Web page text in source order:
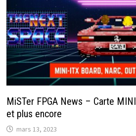
MiSTer FPGA News – Carte
et plus encore
mars 13, 2023